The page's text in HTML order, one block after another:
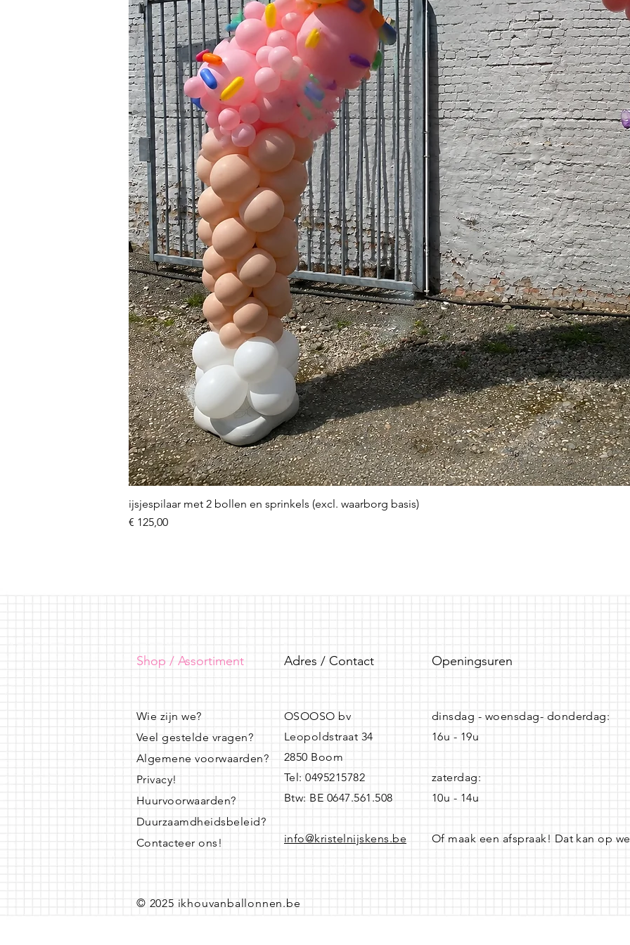
ijsjespilaar met 2 bollen en sprinkels (excl. waarborg basis)
Prijs
€ 125,00
Shop / Assortiment Adres / Contact Openingsuren
Wie zijn we?
Veel gestelde vragen?
Algemene voorwaarden?
Privacy!
Huurvoorwaarden?
Duurzaamdheidsbeleid?
Contacteer ons!
OSOOSO bv
Leopoldstraat 34
2850 Boom
Tel: 0495215782
Btw: BE 0647.561.508
info@kristelnijskens.be
dinsdag - woensdag- donderdag:
16u - 19u
zaterdag:
10u - 14u
Of maak een afspraak! Dat kan op
© 2025 ikhouvanballonnen.be